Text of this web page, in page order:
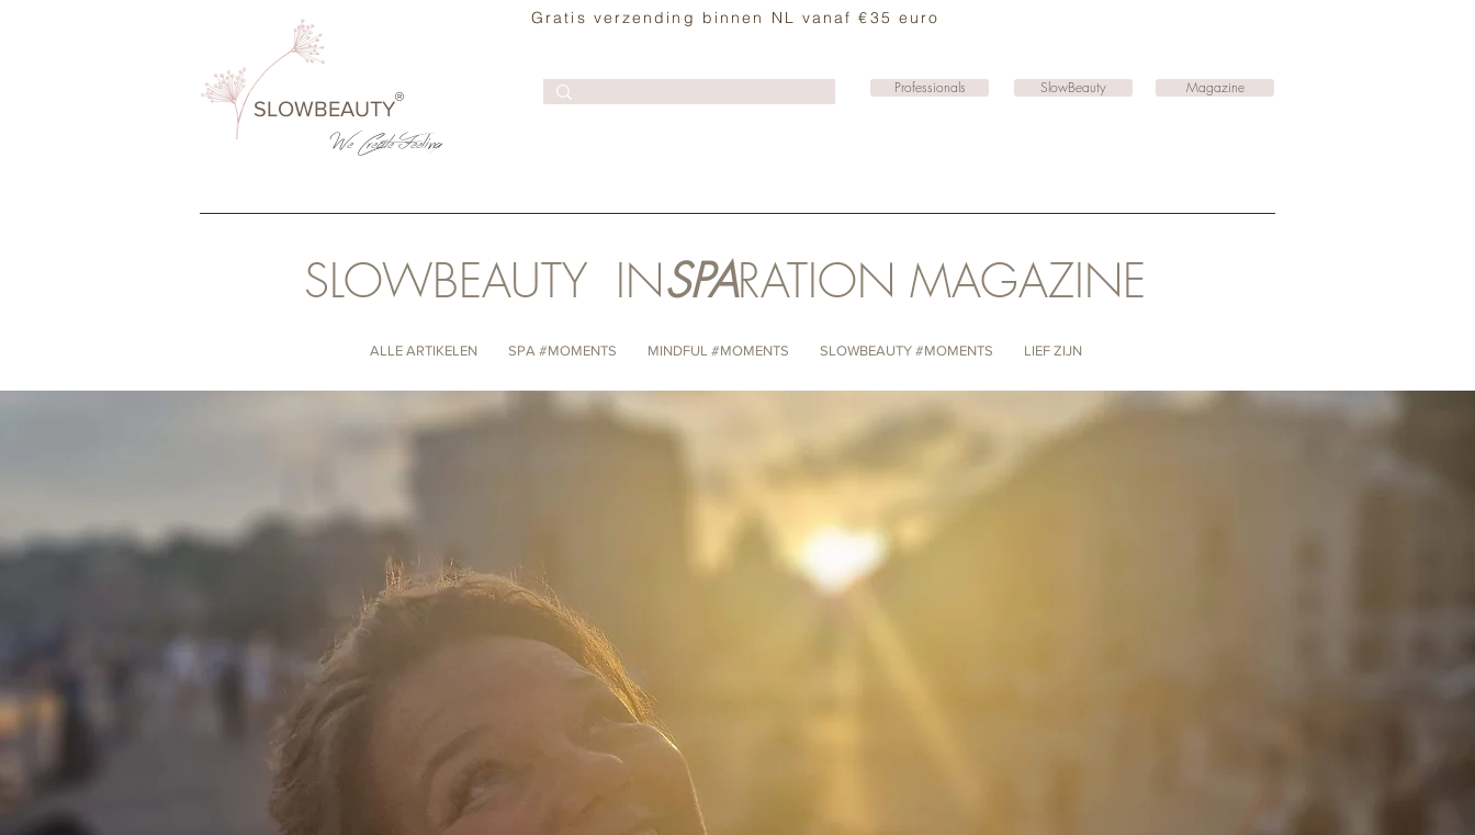
SLOWBEAUTY
We CreateFeeling
®
Gratis verzending binnen NL vanaf €35 euro
Professionals SlowBeauty Magazine
SLOWBEAUTY INSPARATION MAGAZINE
ALLE ARTIKELEN SPA #MOMENTS MINDFUL #MOMENTS SLOWBEAUTY #MOMENTS LIEF ZIJN